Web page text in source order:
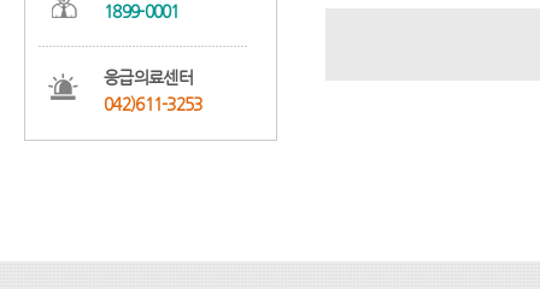
1899-0001
응급의료센터
042)611-3253